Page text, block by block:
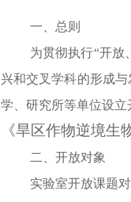
一、总则
为贯彻执行“开放
兴和交叉学科的形成
学、研究所等单位设
《旱区作物逆境
二、开放对象
实验室开放课题